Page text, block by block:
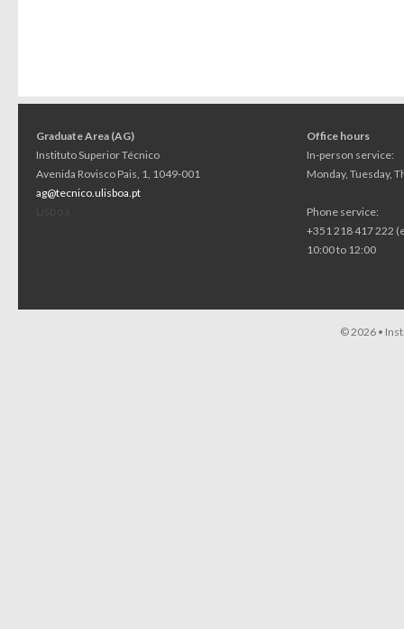
Graduate Area (AG)
Instituto Superior Técnico
Avenida Rovisco Pais, 1, 1049-001
ag@tecnico.ulisboa.pt
Office hours
In-person service:
Monday, Tuesday,
Phone service:
+351 218 417 222
10:00 to 12:00
© 2026 •